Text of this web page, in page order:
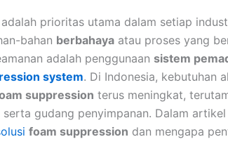
adalah prioritas utama dalam setiap
bahan berbahaya atau proses yang
adalah penggunaan sistem
system. Di Indonesia, kebutuhan
suppression terus meningkat,
gudang penyimpanan. Dalam
foam suppression dan mengapa